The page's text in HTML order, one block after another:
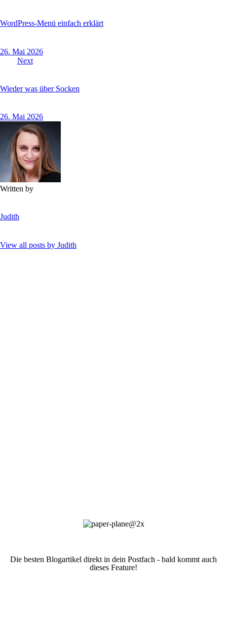
WordPress-Menü einfach erklärt
26. Mai 2026
Next
Wieder was über Socken
26. Mai 2026
Written by
Judith
View all posts by Judith
Die besten Blogartikel direkt in dein Postfach - bald kommt auch
dieses Feature!